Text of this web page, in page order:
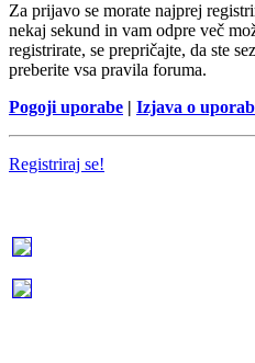
Za prijavo se morate najprej
nekaj sekund in vam odpre več
registrirate, se prepričajte, da ste
preberite vsa pravila foruma.
Pogoji uporabe | Izjava o
Registriraj se!